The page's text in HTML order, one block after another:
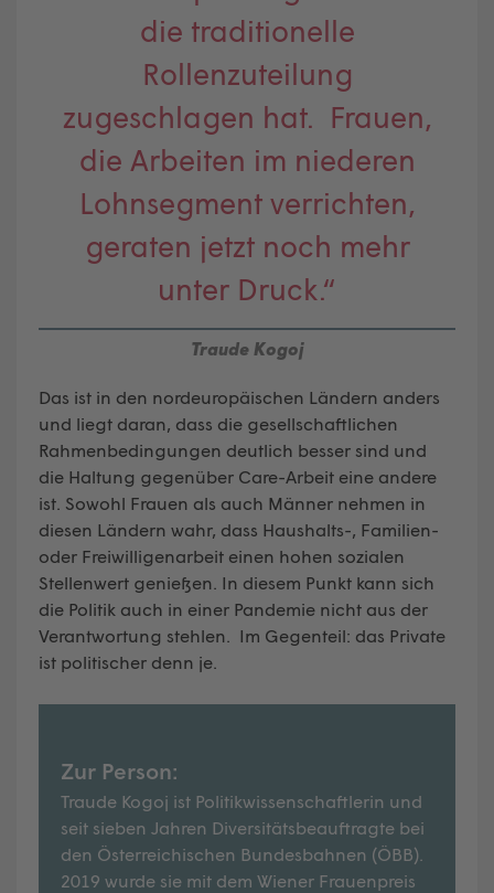
die traditionelle
Rollenzuteilung
zugeschlagen hat. Frauen,
die Arbeiten im niederen
Lohnsegment verrichten,
geraten jetzt noch mehr
unter Druck.“
Traude Kogoj
Das ist in den nordeuropäischen Ländern anders
und liegt daran, dass die gesellschaftlichen
Rahmenbedingungen deutlich besser sind und
die Haltung gegenüber Care-Arbeit eine andere
ist. Sowohl Frauen als auch Männer nehmen in
diesen Ländern wahr, dass Haushalts-, Familien-
oder Freiwilligenarbeit einen hohen sozialen
Stellenwert genießen. In diesem Punkt kann sich
die Politik auch in einer Pandemie nicht aus der
Verantwortung stehlen. Im Gegenteil: das Private
ist politischer denn je.
Zur Person:
Traude Kogoj ist Politikwissenschaftlerin und
seit sieben Jahren Diversitätsbeauftragte bei
den Österreichischen Bundesbahnen (ÖBB).
2019 wurde sie mit dem Wiener Frauenpreis